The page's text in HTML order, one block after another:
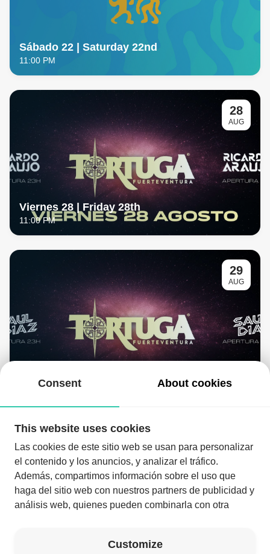
Sábado 22 | Saturday 22nd
11:00 PM
28
AUG
Viernes 28 | Friday 28th
11:00 PM
29
AUG
11:00 PM
Consent About cookies
This website uses cookies
Las cookies de este sitio web se usan para personalizar
el contenido y los anuncios, y analizar el tráfico.
Además, compartimos información sobre el uso que
haga del sitio web con nuestros partners de publicidad y
análisis web, quienes pueden combinarla con otra
Customize